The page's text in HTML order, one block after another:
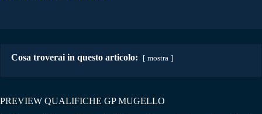
Cosa troverai in questo articolo: mostra
PREVIEW QUALIFICHE GP MUGELLO